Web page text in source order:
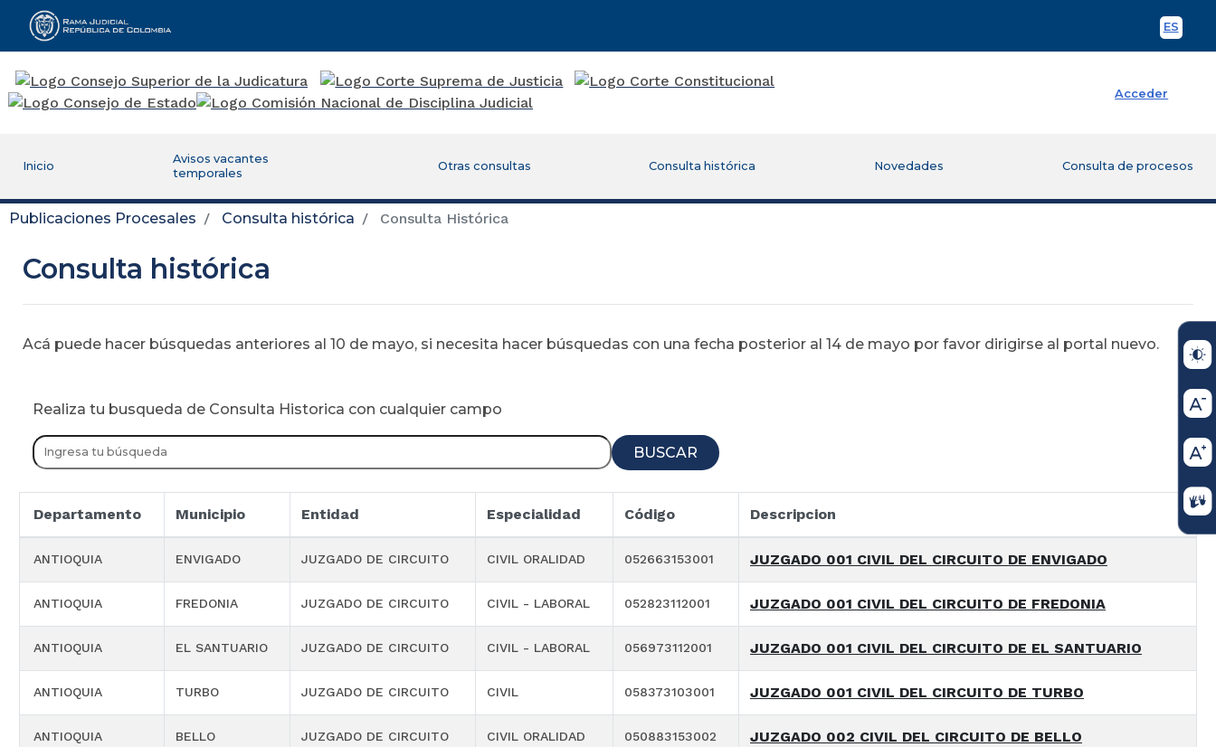
ES
Rama Judicial
Acceder
Inicio
Avisos vacantes
temporales
Otras consultas Consulta histórica Novedades Consulta de procesos
Publicaciones Procesales Consulta histórica Consulta Histórica
Consulta histórica
Acá puede hacer búsquedas anteriores al 10 de mayo, si necesita hacer búsquedas con una fecha posterior al 14 de mayo por favor dirigirse al portal nuevo.
Realiza tu busqueda de Consulta Historica con cualquier campo
BUSCAR
Departamento Municipio Entidad Especialidad Código Descripcion
ANTIOQUIA ENVIGADO JUZGADO DE CIRCUITO CIVIL ORALIDAD 052663153001 JUZGADO 001 CIVIL DEL CIRCUITO DE ENVIGADO
ANTIOQUIA FREDONIA JUZGADO DE CIRCUITO CIVIL - LABORAL 052823112001 JUZGADO 001 CIVIL DEL CIRCUITO DE FREDONIA
ANTIOQUIA EL SANTUARIO JUZGADO DE CIRCUITO CIVIL - LABORAL 056973112001 JUZGADO 001 CIVIL DEL CIRCUITO DE EL SANTUARIO
ANTIOQUIA TURBO JUZGADO DE CIRCUITO CIVIL 058373103001 JUZGADO 001 CIVIL DEL CIRCUITO DE TURBO
ANTIOQUIA BELLO JUZGADO DE CIRCUITO CIVIL ORALIDAD 050883153002 JUZGADO 002 CIVIL DEL CIRCUITO DE BELLO